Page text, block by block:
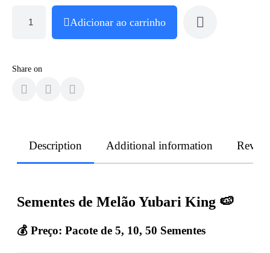
Adicionar ao carrinho
Share on
Description Additional information
Sementes de Melão Yubari King 🍉
💰 Preço: Pacote de 5, 10, 50 Sementes